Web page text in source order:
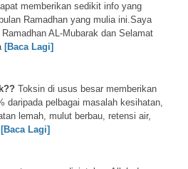
memberikan sedikit info yang
Ramadhan yang mulia ini.Saya
AL-Mubarak dan Selamat
[Baca Lagi]
Toksin di usus besar memberikan
daripada pelbagai masalah kesihatan,
lemah, mulut berbau, retensi air,
[Baca Lagi]